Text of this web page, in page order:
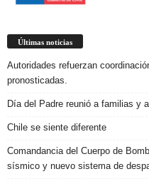
Últimas noticias
Autoridades refuerzan
pronosticadas.
Día del Padre reunió a familias y
Chile se siente diferente
Comandancia del Cuerpo de
sísmico y nuevo sistema de